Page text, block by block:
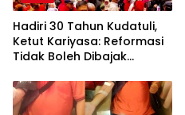
Hadiri 30 Tahun Kudatuli,
Ketut Kariyasa: Reformasi
Tidak Boleh Dibajak